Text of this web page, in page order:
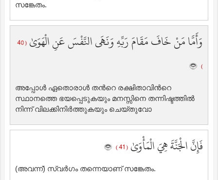
സങ്കേതം.
وَأَمَّا مَنْ خَافَ مَقَامَ رَبِّهِ وَنَهَى النَّفْسَ عَنِ الْهَوَىٰ ( 40
)
അപ്പോള്‍ ഏതൊരാള്‍ തന്‍റെ രക്ഷിതാവിന്‍റെ
സ്ഥാനത്തെ ഭയപ്പെടുകയും മനസ്സിനെ തന്നിഷ്ടത്തില്‍
നിന്ന് വിലക്കിനിര്‍ത്തുകയും ചെയ്തുവോ
فَإِنَّ الْجَنَّةَ هِيَ الْمَأْوَىٰ ( 41 )
(അവന്ന്‌) സ്വര്‍ഗം തന്നെയാണ് സങ്കേതം.